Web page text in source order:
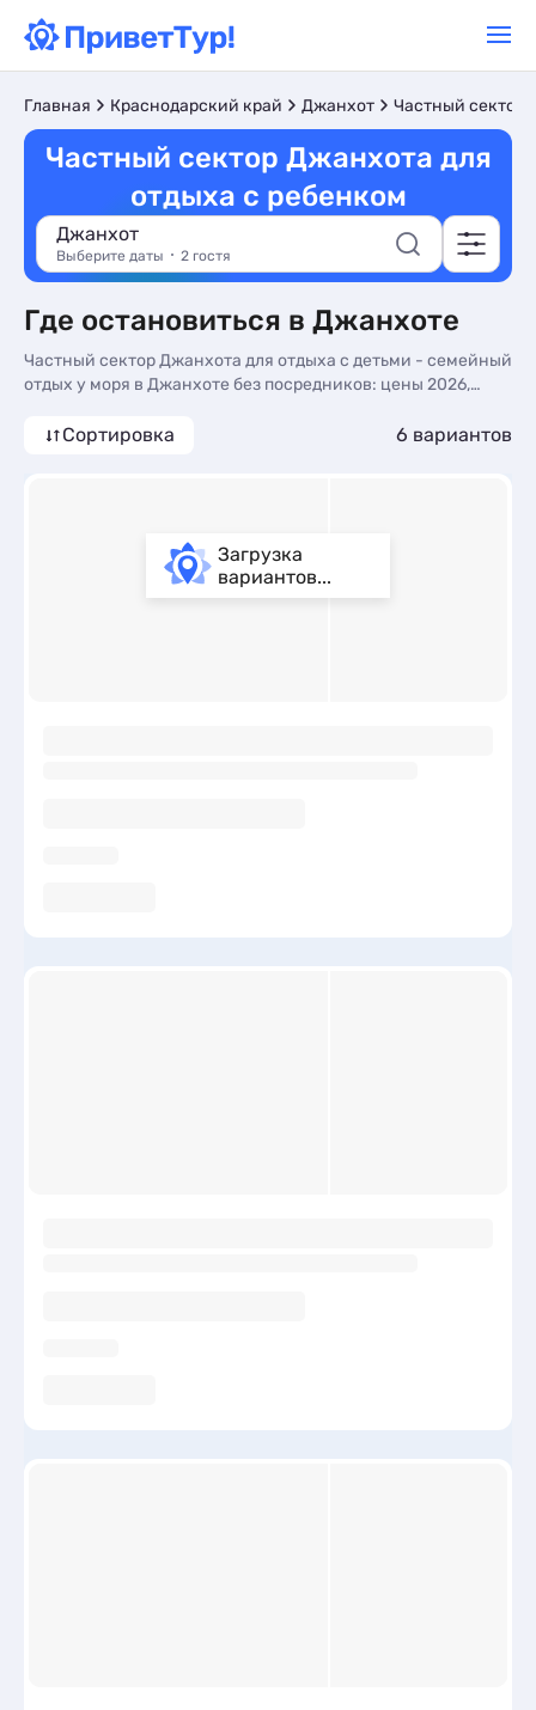
Главная Краснодарский край Джанхот Частный сектор
Частный сектор Джанхота для
отдыха с ребенком
Джанхот
Выберите даты 2 гостя
Где остановиться в Джанхоте
Частный сектор Джанхота для отдыха с детьми - семейный
отдых у моря в Джанхоте без посредников: цены 2026,
отдыха с детьми - более 10 вариантов, от 750 руб, номера с
Сортировка 6 вариантов
Загрузка
вариантов...